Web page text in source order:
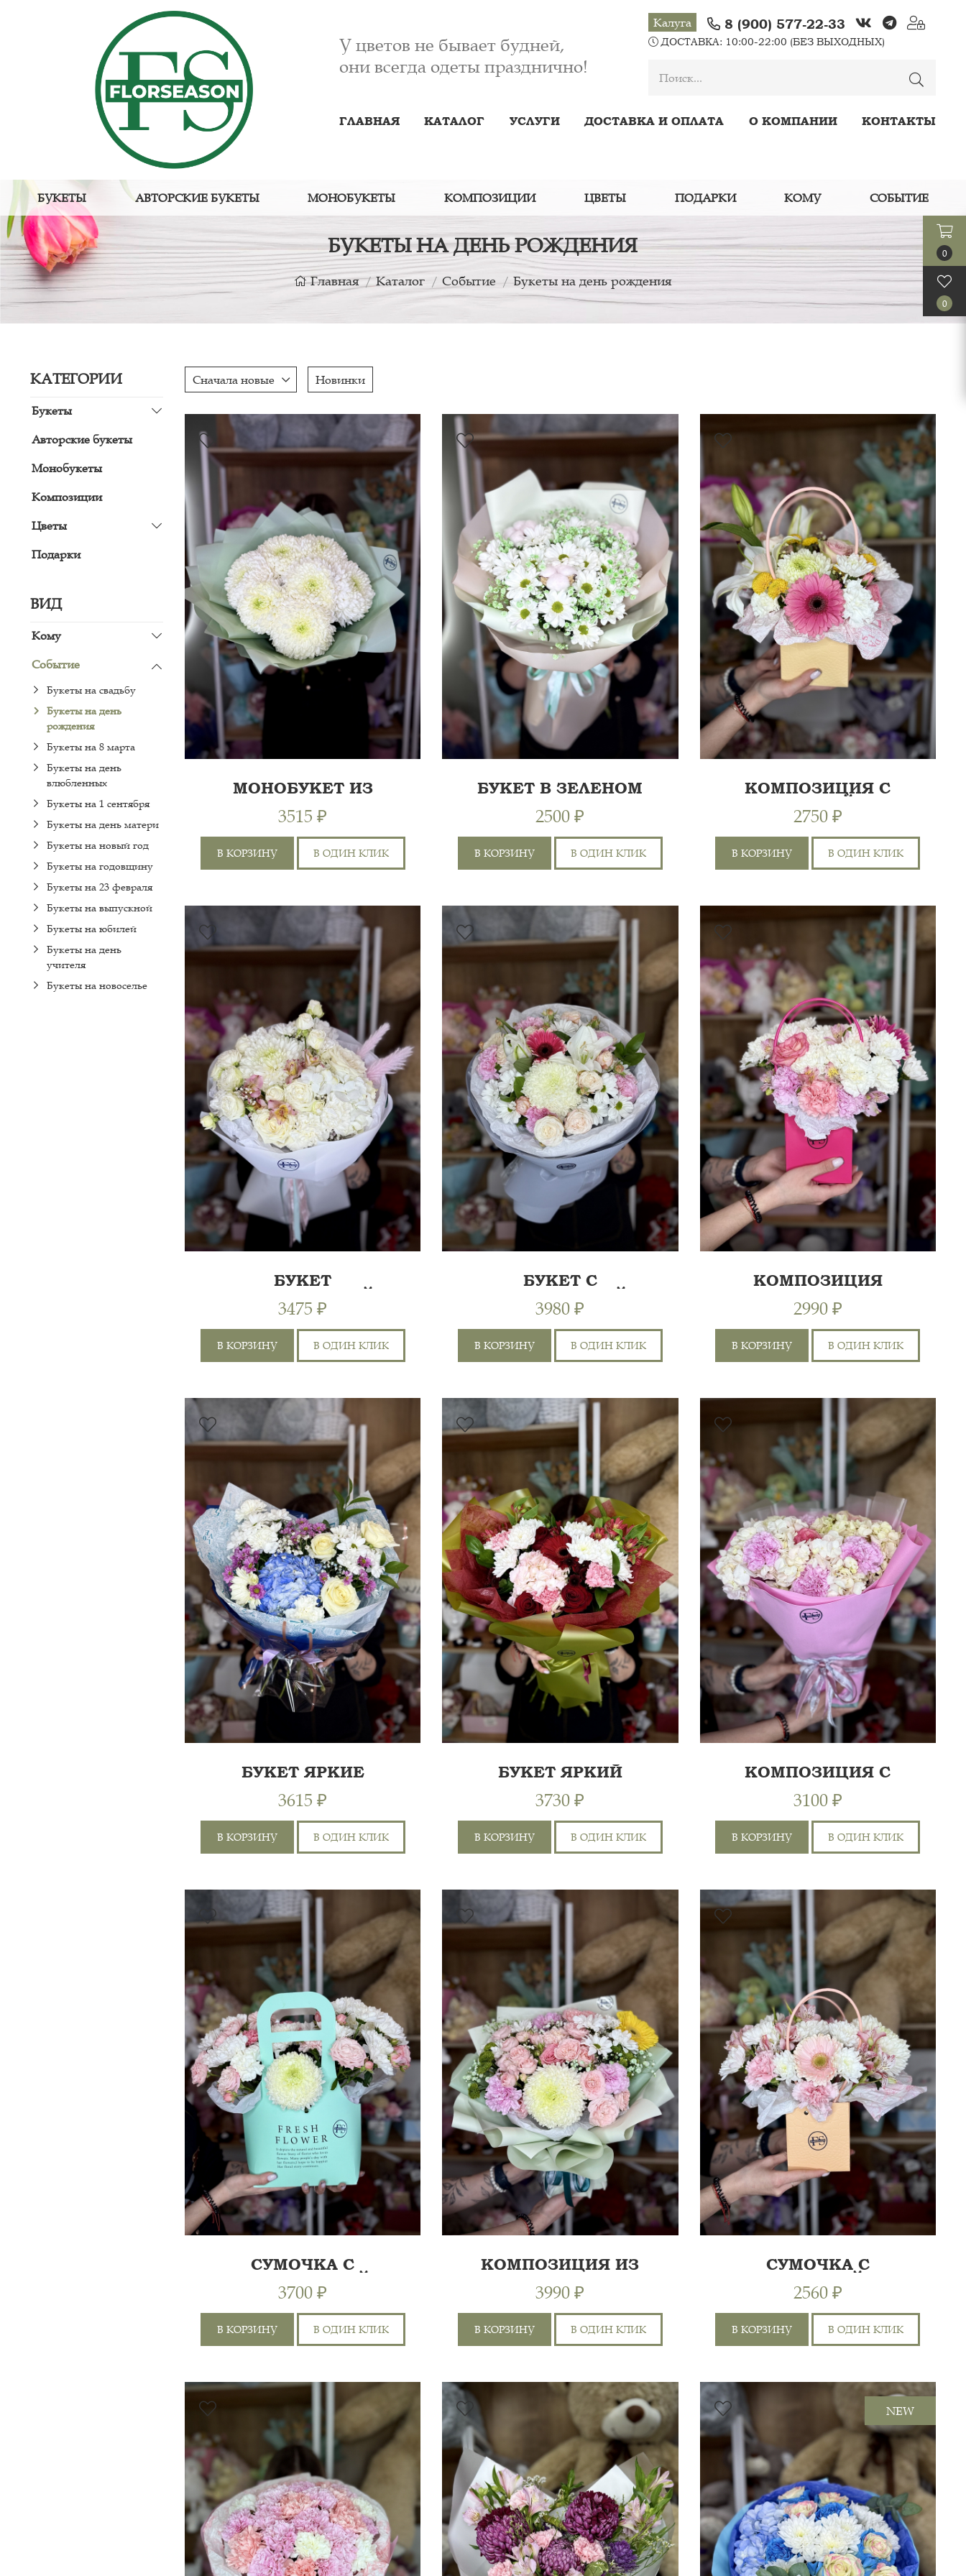
У цветов не бывает будней,
они всегда одеты празднично!
Калуга 8 (900) 577-22-33
ДОСТАВКА: 10:00-22:00 (БЕЗ ВЫХОДНЫХ)
ГЛАВНАЯ КАТАЛОГ УСЛУГИ ДОСТАВКА И ОПЛАТА О КОМПАНИИ КОНТАКТЫ
БУКЕТЫ АВТОРСКИЕ БУКЕТЫ МОНОБУКЕТЫ КОМПОЗИЦИИ ЦВЕТЫ ПОДАРКИ КОМУ СОБЫТИЕ
БУКЕТЫ НА ДЕНЬ РОЖДЕНИЯ
Главная Каталог Событие Букеты на день рождения
КАТЕГОРИИ
Букеты
Авторские букеты
Монобукеты
Композиции
Цветы
Подарки
ВИД
Кому
Событие
Букеты на свадьбу
Букеты на день
рождения
Букеты на 8 марта
Букеты на день
влюбленных
Букеты на 1 сентября
Букеты на день матери
Букеты на новый год
Букеты на годовщину
Букеты на 23 февраля
Букеты на выпускной
Букеты на юбилей
Букеты на день
учителя
Букеты на новоселье
Сначала новые Новинки
ХРИЗАНТЕМА
60 СМ
60 СМ
МОНОБУКЕТ ИЗ
3515 ₽
В КОРЗИНУ В ОДИН КЛИК
ХРИЗАНТЕМА КУСТОВАЯ,
ГИПСОФИЛА, ПЛЁНКА,
60 СМ
БУКЕТ В ЗЕЛЕНОМ
2500 ₽
В КОРЗИНУ В ОДИН КЛИК
САНТИНИ 3ШТ,
ХРИЗАНТЕМА КУСТОВАЯ
1ШТ, ЭКВАДОР 70СМ 1ШТ,
ЛИЛИЯ 1ШТ, РОЗА
КУСТОВАЯ 50СМ 1ШТ,
ХРИЗАНТЕМ...
35 СМ
КОМПОЗИЦИЯ С
2750 ₽
В КОРЗИНУ В ОДИН КЛИК
РОЗА КУСТОВАЯ 50СМ
4ШТ, ХРИЗАНТЕМА
ОДНОГОЛОВАЯ 1ШТ,
ХРИЗАНТЕМА КУСТОВАЯ
50 СМ
БУКЕТ
3475 ₽
В КОРЗИНУ В ОДИН КЛИК
ГВОЗДИКА ЦВЕТНАЯ 5ШТ,
ЛИЛИЯ 1ШТ, ХРИЗАНТЕМА
КУСТОВАЯ 3ШТ,
РУСКУС 3ШТ, РО...
55 СМ
БУКЕТ С
3980 ₽
В КОРЗИНУ В ОДИН КЛИК
ГВОЗДИКА ЦВЕТНАЯ
АЛЬСТРОМЕРИЯ 2ШТ,
ХРИЗАНТЕМА КУСТОВАЯ
4ШТ, РОЗА 60СМ 1ШТ,
СУМКА,...
30 СМ
35 СМ
КОМПОЗИЦИЯ
2990 ₽
В КОРЗИНУ В ОДИН КЛИК
ГОРТЕНЗИЯ 1ШТ,
ХРИЗАНТЕМА КУСТОВАЯ
60СМ 3ШТ, ГЕРБЕРА 1ШТ,
ГВОЗДИКА ЦВЕТНАЯ 3Ш...
55 СМ
БУКЕТ ЯРКИЕ
3615 ₽
В КОРЗИНУ В ОДИН КЛИК
ЭКВАДОР 70СМ 3ШТ,
ХРИЗАНТЕМА КУСТОВАЯ
ГЕРБЕРА 1ШТ, ГВОЗДИКА
60 СМ
БУКЕТ ЯРКИЙ
3730 ₽
В КОРЗИНУ В ОДИН КЛИК
РОЗА 60СМ 1ШТ, ЭКВАДОР
70СМ 2ШТ, ГОРТЕНЗИЯ
3ШТ, ГВОЗДИКА ЦВЕТНАЯ
4ШТ, ТИШЬЮ, БИАФЛОРА,
ЛЕНТА
КОМПОЗИЦИЯ С
3100 ₽
В КОРЗИНУ В ОДИН КЛИК
ХРИЗАНТЕМА КУСТОВАЯ
5ШТ, ХРИЗАНТЕМА
ОДНОГОЛОВАЯ 2ШТ,
КУСТОВАЯ РОЗА 50СМ
3ШТ, ГВОЗДИКА ЦВЕТНАЯ
5ШТ, Р...
40 СМ
50 СМ
СУМОЧКА С
3700 ₽
В КОРЗИНУ В ОДИН КЛИК
САНТИНИ 2ШТ,
ХРИЗАНТЕМА
ОДНОГОЛОВАЯ 1ШТ,
ГЕРБЕРА 1ШТ, РОЗА 60СМ
1ШТ, РОЗА КУСТОВАЯ 5ШТ,
ГИПСОФИЛА 2Ш...
40 СМ
50 СМ
КОМПОЗИЦИЯ ИЗ
3990 ₽
В КОРЗИНУ В ОДИН КЛИК
ХРИЗАНТЕМА КУСТОВАЯ
2ШТ, ХРИЗАНТЕМА
ОДНОГОЛОВАЯ 1ШТ,
ГЕРБЕРА 1ШТ,
АЛЬСТРОМЕРИЯ 4ШТ,
ГВОЗДИКА ЦВЕТНАЯ...
25 СМ
30 СМ
СУМОЧКА С
2560 ₽
В КОРЗИНУ В ОДИН КЛИК
NEW